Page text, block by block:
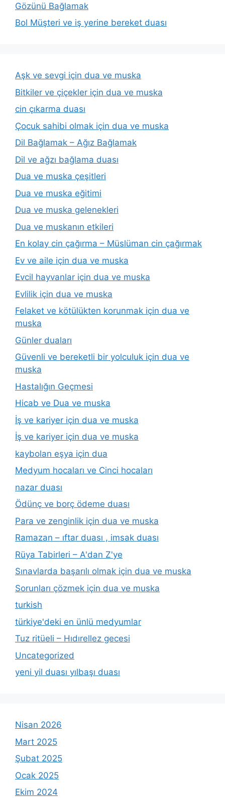
Gözünü Bağlamak
Bol Müşteri ve iş yerine bereket duası
Aşk ve sevgi için dua ve muska
Bitkiler ve çiçekler için dua ve muska
cin çıkarma duası
Çocuk sahibi olmak için dua ve muska
Dil Bağlamak – Ağız Bağlamak
Dil ve ağzı bağlama duası
Dua ve muska çeşitleri
Dua ve muska eğitimi
Dua ve muska gelenekleri
Dua ve muskanın etkileri
En kolay cin çağırma – Müslüman cin çağırmak
Ev ve aile için dua ve muska
Evcil hayvanlar için dua ve muska
Evlilik için dua ve muska
Felaket ve kötülükten korunmak için dua ve
muska
Günler duaları
Güvenli ve bereketli bir yolculuk için dua ve
muska
Hastalığın Geçmesi
Hicab ve Dua ve muska
İş ve kariyer için dua ve muska
İş ve kariyer için dua ve muska
kaybolan eşya için dua
Medyum hocaları ve Cinci hocaları
nazar duası
Ödünç ve borç ödeme duası
Para ve zenginlik için dua ve muska
Ramazan – ıftar duası , imsak duası
Rüya Tabirleri – A'dan Z'ye
Sınavlarda başarılı olmak için dua ve muska
Sorunları çözmek için dua ve muska
turkish
türkiye'deki en ünlü medyumlar
Tuz ritüeli – Hıdırellez gecesi
Uncategorized
yeni yil duası yılbaşı duası
Nisan 2026
Mart 2025
Şubat 2025
Ocak 2025
Ekim 2024